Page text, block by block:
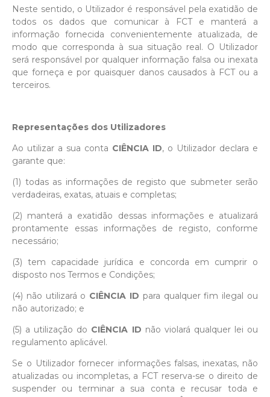
Neste sentido, o Utilizador é responsável pela exatidão de
todos os dados que comunicar à FCT e manterá a
informação fornecida convenientemente atualizada, de
modo que corresponda à sua situação real. O Utilizador
será responsável por qualquer informação falsa ou inexata
que forneça e por quaisquer danos causados à FCT ou a
terceiros.
Representações dos Utilizadores
Ao utilizar a sua conta CIÊNCIA ID, o Utilizador declara e
garante que:
(1) todas as informações de registo que submeter serão
verdadeiras, exatas, atuais e completas;
(2) manterá a exatidão dessas informações e atualizará
prontamente essas informações de registo, conforme
necessário;
(3) tem capacidade jurídica e concorda em cumprir o
disposto nos Termos e Condições;
(4) não utilizará o CIÊNCIA ID para qualquer fim ilegal ou
não autorizado; e
(5) a utilização do CIÊNCIA ID não violará qualquer lei ou
regulamento aplicável.
Se o Utilizador fornecer informações falsas, inexatas, não
atualizadas ou incompletas, a FCT reserva-se o direito de
suspender ou terminar a sua conta e recusar toda e